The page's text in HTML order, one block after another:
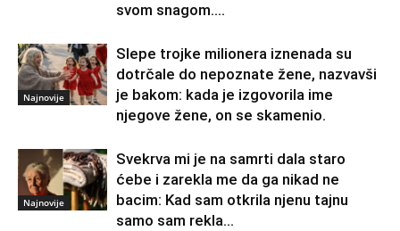
svom snagom....
Najnovije
Slepe trojke milionera iznenada su
dotrčale do nepoznate žene, nazvavši
je bakom: kada je izgovorila ime
njegove žene, on se skamenio.
Najnovije
Svekrva mi je na samrti dala staro
ćebe i zarekla me da ga nikad ne
bacim: Kad sam otkrila njenu tajnu
samo sam rekla...